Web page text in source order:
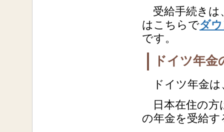
受給手続きは
はこちらでダ
です。
ドイツ年金
ドイツ年金は
日本在住の方
の年金を受給